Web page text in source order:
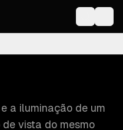
a iluminação de um
vista do mesmo